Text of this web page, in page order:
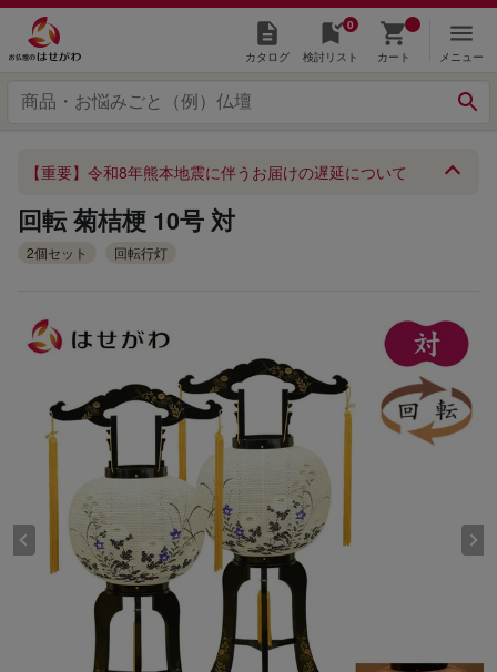
カタログ
0
検討リスト カート メニュー
【重要】令和8年熊本地震に伴うお届けの遅延について
回転 菊桔梗 10号 対
2個セット 回転行灯